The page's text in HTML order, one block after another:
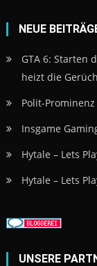
NEUE
GTA 6: Starten
heizt die
Polit-
Insgame
Hytale – Lets
Hytale – Lets
UNSERE